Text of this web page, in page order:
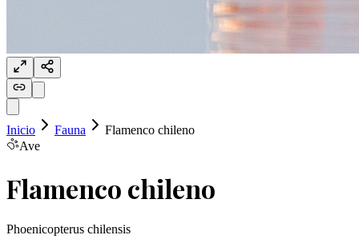
Inicio Fauna
Flamenco chileno
Ave
Flamenco chileno
Phoenicopterus chilensis